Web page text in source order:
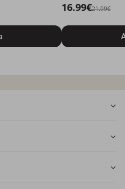
16.99€21.99€